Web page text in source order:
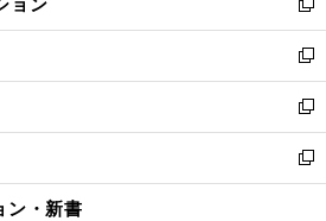
ィ
ン
ド
ウ
で
開
く
い
ウ
ィ
ン
ド
ウ
で
開
新
し
い
ウ
ィ
ン
ド
ウ
新
し
い
ウ
ィ
ン
新
し
い
ウ
新
し
ン・新書